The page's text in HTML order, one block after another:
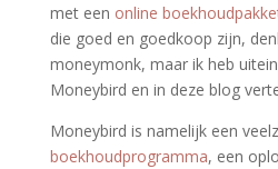
met een online
die goed en goedkoop zijn,
moneymonk, maar ik heb
Moneybird en in deze blog
Moneybird is namelijk een
boekhoudprogramma, een